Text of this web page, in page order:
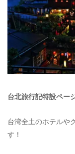
台北旅行記特設ペー
台湾全土のホテルや
す！